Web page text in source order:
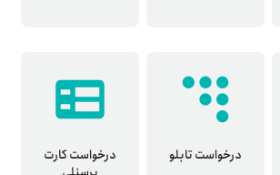
درخواست تابلو
درخواست کارت